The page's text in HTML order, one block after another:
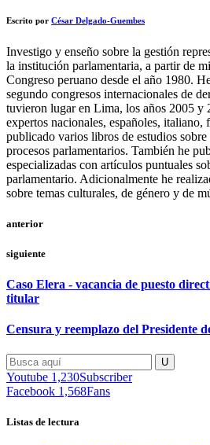
Escrito por César Delgado-Guembes
Investigo y enseño sobre la gestión
la institución parlamentaria, a partir de
Congreso peruano desde el año 1980.
segundo congresos internacionales de
tuvieron lugar en Lima, los años 2005 y
expertos nacionales, españoles, italiano,
publicado varios libros de estudios
procesos parlamentarios. También he
especializadas con artículos puntuales
parlamentario. Adicionalmente he
sobre temas culturales, de género y de
anterior
siguiente
Caso Elera - vacancia de puesto
titular
Censura y reemplazo del Presidente
Youtube 1,230Subscriber
Facebook 1,568Fans
Listas de lectura